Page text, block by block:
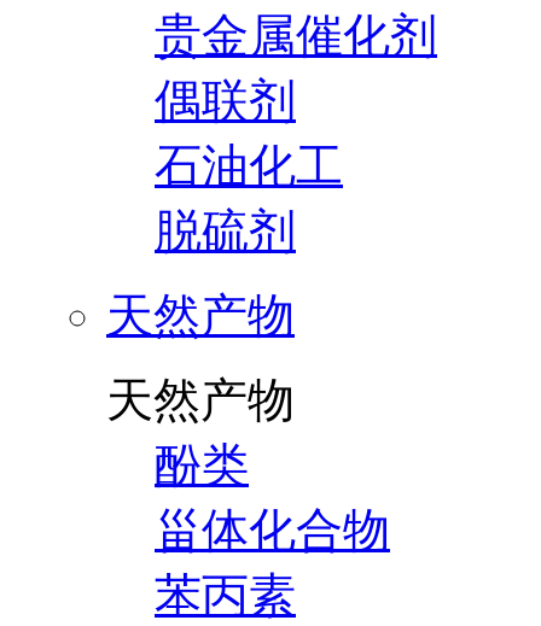
贵金属催化剂
偶联剂
石油化工
脱硫剂
天然产物
天然产物
酚类
甾体化合物
苯丙素